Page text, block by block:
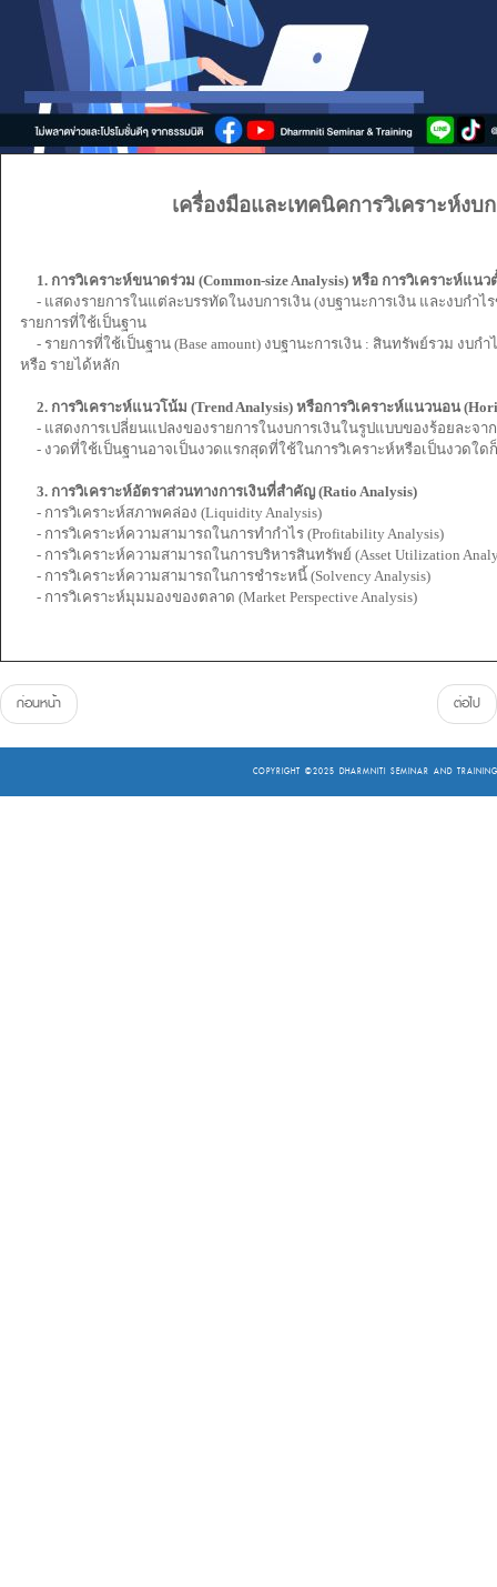
เครื่องมือและเทคนิคการวิเคราะห์งบ
1. การวิเคราะห์ขนาดร่วม (Common-size Analysis) หรือ การวิเคราะห์แนว
- แสดงรายการในแต่ละบรรทัดในงบการเงิน (งบฐานะการเงิน และงบกำไ
รายการที่ใช้เป็นฐาน
- รายการที่ใช้เป็นฐาน (Base amount) งบฐานะการเงิน : สินทรัพย์รวม งบก
หรือ รายได้หลัก
2. การวิเคราะห์แนวโน้ม (Trend Analysis) หรือการวิเคราะห์แนวนอน
- แสดงการเปลี่ยนแปลงของรายการในงบการเงินในรูปแบบของร้อยละจ
- งวดที่ใช้เป็นฐานอาจเป็นงวดแรกสุดที่ใช้ในการวิเคราะห์หรือเป็นงวดใ
3. การวิเคราะห์อัตราส่วนทางการเงินที่สำคัญ (Ratio Analysis)
- การวิเคราะห์สภาพคล่อง (Liquidity Analysis)
- การวิเคราะห์ความสามารถในการทำกำไร (Profitability Analysis)
- การวิเคราะห์ความสามารถในการบริหารสินทรัพย์ (Asset Utilization
- การวิเคราะห์ความสามารถในการชำระหนี้ (Solvency Analysis)
- การวิเคราะห์มุมมองของตลาด (Market Perspective Analysis)
ก่อนหน้า ต่อไป
COPYRIGHT ©2025 DHARMNITI SEMINAR AND